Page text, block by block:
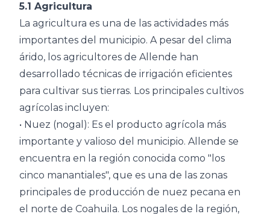
5.1 Agricultura
La agricultura es una de las actividades más
importantes del municipio. A pesar del clima
árido, los agricultores de Allende han
desarrollado técnicas de irrigación eficientes
para cultivar sus tierras. Los principales cultivos
agrícolas incluyen:
• Nuez (nogal): Es el producto agrícola más
importante y valioso del municipio. Allende se
encuentra en la región conocida como "los
cinco manantiales", que es una de las zonas
principales de producción de nuez pecana en
el norte de Coahuila. Los nogales de la región,